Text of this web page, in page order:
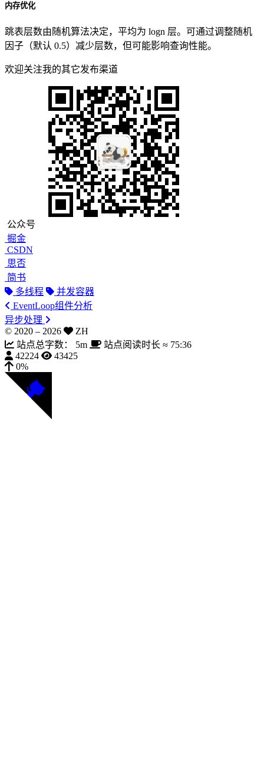
内存优化
跳表层数由随机算法决定，平均为 logn 层。可通过调整随机
因子（默认 0.5）减少层数，但可能影响查询性能。
欢迎关注我的其它发布渠道
公众号
掘金
CSDN
思否
简书
多线程
并发容器
EventLoop组件分析
异步处理
© 2020 – 2026
ZH
站点总字数：
5m 站点阅读时长 ≈ 75:36
42224
43425
0%